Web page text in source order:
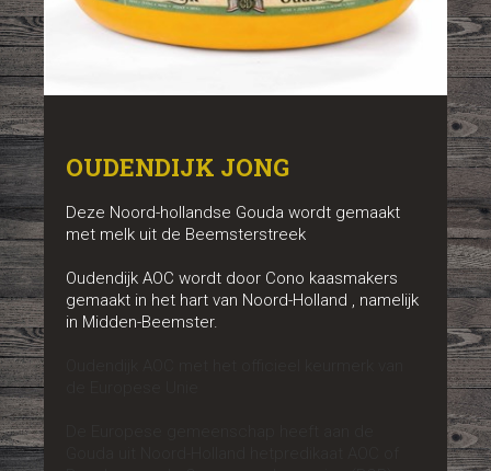
OUDENDIJK JONG
Deze Noord-hollandse Gouda wordt gemaakt
met melk uit de Beemsterstreek
Oudendijk AOC wordt door Cono kaasmakers
gemaakt in het hart van Noord-Holland , namelijk
in Midden-Beemster.